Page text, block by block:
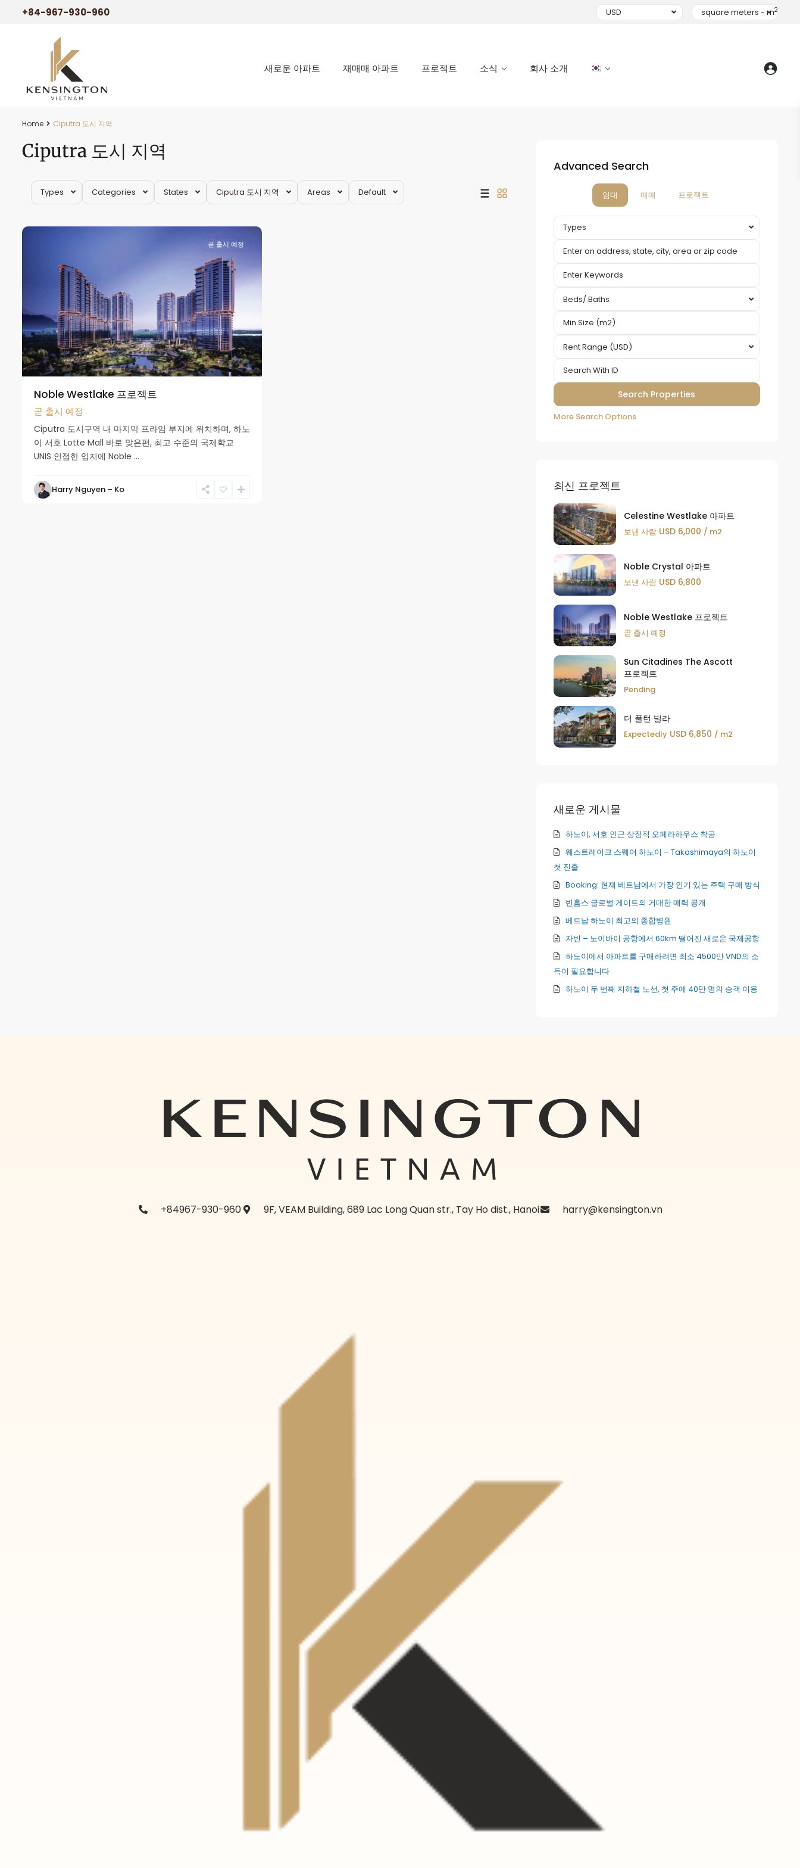
+84-967-930-960 USD square meters - m2
새로운 아파트 재매매 아파트 프로젝트 소식 회사 소개
Home Ciputra 도시 지역
Ciputra 도시 지역
Types Categories States Ciputra 도시 지역 Areas Default
도
지
Tay
곧 출시 예정
Noble Westlake 프로젝트
곧 출시 예정
Ciputra 도시구역 내 마지막 프라임 부지에 위치하며, 하노
이 서호 Lotte Mall 바로 맞은편, 최고 수준의 국제학교
UNIS 인접한 입지에 Noble ...
Harry Nguyen – Ko
Advanced Search
임대 매매 프로젝트
Types
Beds/ Baths
Rent Range (USD)
More Search Options
최신 프로젝트
Celestine Westlake 아파트
보낸 사람USD 6,000 / m2
Noble Crystal 아파트
보낸 사람USD 6,800
Noble Westlake 프로젝트
곧 출시 예정
Sun Citadines The Ascott
프로젝트
Pending
더 풀턴 빌라
ExpectedlyUSD 6,850 / m2
새로운 게시물
하노이, 서호 인근 상징적 오페라하우스 착공
웨스트레이크 스퀘어 하노이 – Takashimaya의 하노이
첫 진출
Booking: 현재 베트남에서 가장 인기 있는 주택 구매 방식
빈홈스 글로벌 게이트의 거대한 매력 공개
베트남 하노이 최고의 종합병원
자빈 – 노이바이 공항에서 60km 떨어진 새로운 국제공항
하노이에서 아파트를 구매하려면 최소 4500만 VND의 소
득이 필요합니다
하노이 두 번째 지하철 노선, 첫 주에 40만 명의 승객 이용
+84967-930-960 9F, VEAM Building, 689 Lac Long Quan str., Tay Ho dist., Hanoi harry@kensington.vn